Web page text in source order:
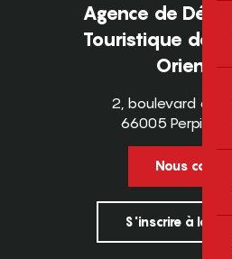
Agence de
Touristique des
2, boulevard des
66005
Nous
S'inscrire à la